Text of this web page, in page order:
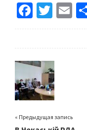
Fa
ce
o
o
k
T
wi
er
E
m
« Предыдущая запись